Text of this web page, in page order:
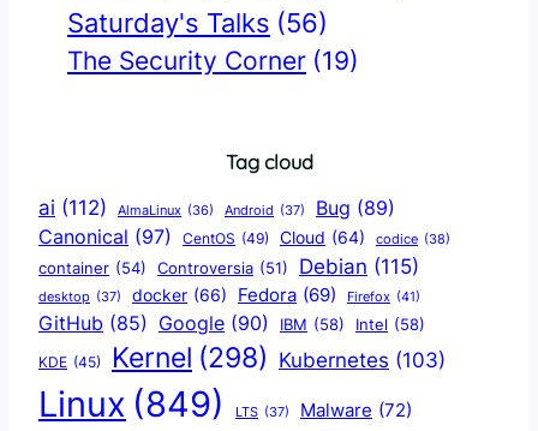
Saturday's Talks (56)
The Security Corner (19)
Tag cloud
ai (112) AlmaLinux (36) Android (37) Bug (89)
Canonical (97) CentOS (49) Cloud (64) codice (38)
container (54) Controversia (51) Debian (115)
desktop (37) docker (66) Fedora (69) Firefox (41)
GitHub (85) Google (90) IBM (58) Intel (58)
KDE (45) Kernel (298) Kubernetes (103)
Linux (849) LTS (37) Malware (72)